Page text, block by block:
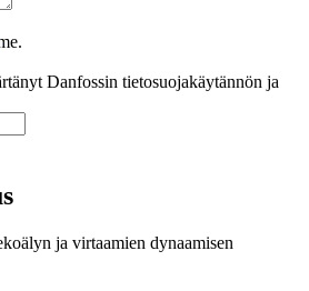
Danfossin tietosuojakäytännön ja
ja virtaamien dynaamisen